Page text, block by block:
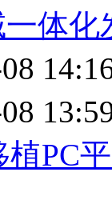
体
植PC